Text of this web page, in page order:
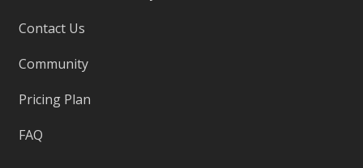
Contact Us
Community
Pricing Plan
FAQ